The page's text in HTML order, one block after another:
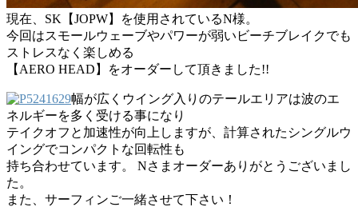
現在、SK【JOPW】を使用されているN様。
今回はスモールウェーブやパワーが弱いビーチブレイクでも
ストレスなく楽しめる
【AERO HEAD】をオーダーして頂きました!!
幅が広くウイング入りのテールエリアは波のエ
ネルギーを多く受ける事になり
テイクオフと加速性が向上しますが、計算されたシングルウ
イングでコンパクトな回転性も
持ち合わせています。 Nさまオーダーありがとうございまし
た。
また、サーフィンご一緒させて下さい！